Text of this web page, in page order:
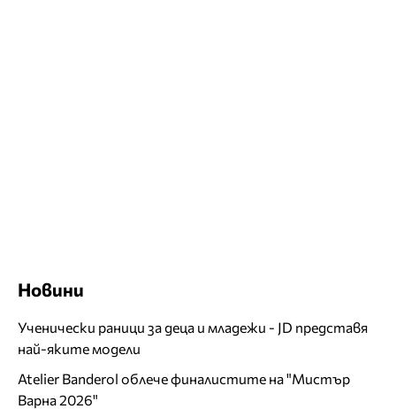
Новини
Ученически раници за деца и младежи - JD представя
най-яките модели
Atelier Banderol облече финалистите на "Мистър
Варна 2026"